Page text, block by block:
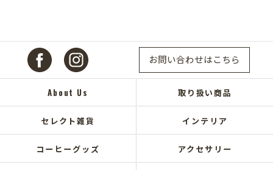
お問い合わせはこちら
About Us 取り扱い商品
セレクト雑貨 インテリア
コーヒーグッズ アクセサリー